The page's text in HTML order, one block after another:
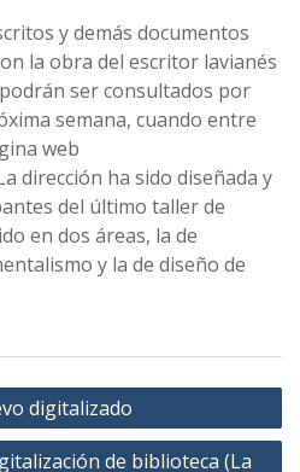
y demás documentos
la obra del escritor lavianés
ser consultados por
semana, cuando entre
web
dirección ha sido diseñada y
del último taller de
en dos áreas, la de
y la de diseño de
digitalizado
de biblioteca (La